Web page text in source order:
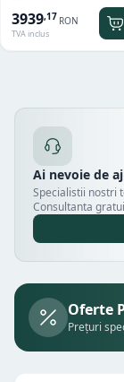
3939,17 RON
TVA inclus
Ai nevoie de
Specialistii nostri
Consultanta
Oferte
Prețuri